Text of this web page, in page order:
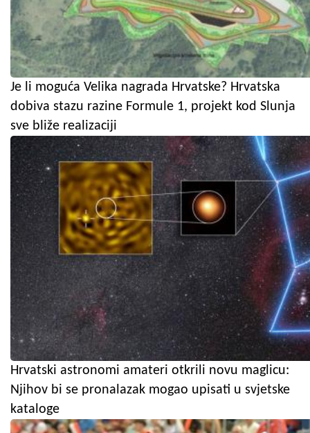
Je li moguća Velika nagrada Hrvatske? Hrvatska
dobiva stazu razine Formule 1, projekt kod Slunja
sve bliže realizaciji
Hrvatski astronomi amateri otkrili novu maglicu:
Njihov bi se pronalazak mogao upisati u svjetske
kataloge